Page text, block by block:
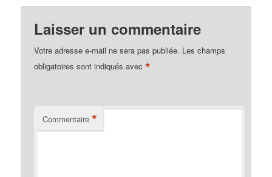
Laisser un commentaire
Votre adresse e-mail ne sera pas publiée. Les champs
obligatoires sont indiqués avec*
Commentaire *